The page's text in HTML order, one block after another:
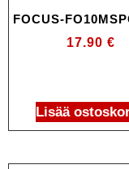
FOCUS-
17.90 €
Lisää